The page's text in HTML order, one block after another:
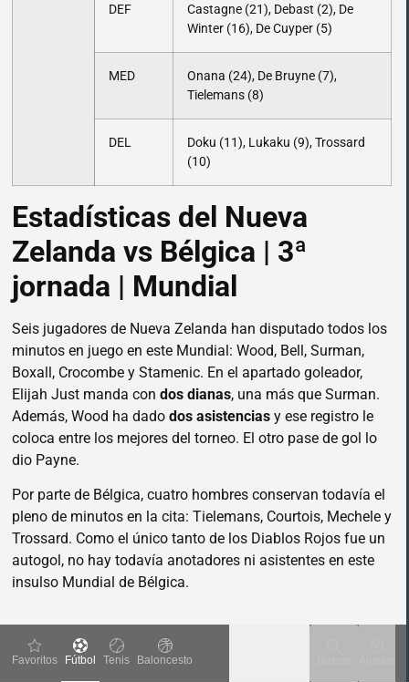
DEF
Castagne (21), Debast (2), De
Winter (16), De Cuyper (5)
MED
Onana (24), De Bruyne (7),
Tielemans (8)
DEL
Doku (11), Lukaku (9), Trossard
(10)
Estadísticas del Nueva
Zelanda vs Bélgica | 3ª
jornada | Mundial
Seis jugadores de Nueva Zelanda han disputado todos los
minutos en juego en este Mundial: Wood, Bell, Surman,
Boxall, Crocombe y Stamenic. En el apartado goleador,
Elijah Just manda con dos dianas, una más que Surman.
Además, Wood ha dado dos asistencias y ese registro le
coloca entre los mejores del torneo. El otro pase de gol lo
dio Payne.
Por parte de Bélgica, cuatro hombres conservan todavía el
pleno de minutos en la cita: Tielemans, Courtois, Mechele y
Trossard. Como el único tanto de los Diablos Rojos fue un
autogol, no hay todavía anotadores ni asistentes en este
insulso Mundial de Bélgica.